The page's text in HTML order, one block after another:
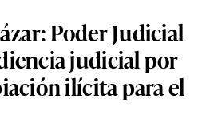
Poder Judicial
judicial por
ilícita para el